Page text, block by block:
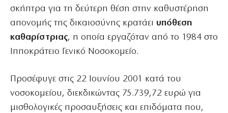
σκήπτρα για τη δεύτερη θέση στην καθυστέρηση
απονομής της δικαιοσύνης κρατάει υπόθεση
καθαρίστριας, η οποία εργαζόταν από το 1984 στο
Ιπποκράτειο Γενικό Νοσοκομείο.
Προσέφυγε στις 22 Ιουνίου 2001 κατά του
νοσοκομείου, διεκδικώντας 75.739,72 ευρώ για
μισθολογικές προσαυξήσεις και επιδόματα που,